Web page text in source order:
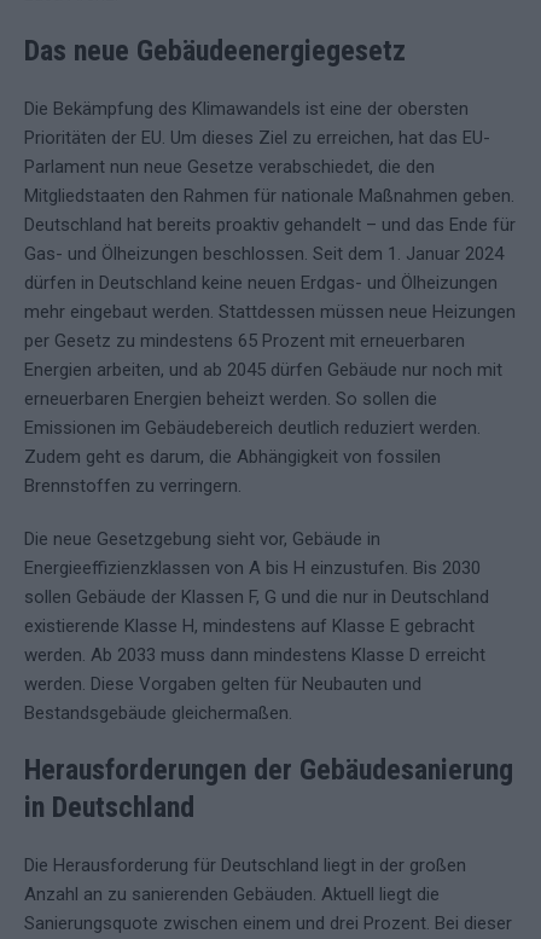
Das neue Gebäudeenergiegesetz
Die Bekämpfung des Klimawandels ist eine der obersten
Prioritäten der EU. Um dieses Ziel zu erreichen, hat das EU-
Parlament nun neue Gesetze verabschiedet, die den
Mitgliedstaaten den Rahmen für nationale Maßnahmen geben.
Deutschland hat bereits proaktiv gehandelt – und das Ende für
Gas- und Ölheizungen beschlossen. Seit dem 1. Januar 2024
dürfen in Deutschland keine neuen Erdgas- und Ölheizungen
mehr eingebaut werden. Stattdessen müssen neue Heizungen
per Gesetz zu mindestens 65 Prozent mit erneuerbaren
Energien arbeiten, und ab 2045 dürfen Gebäude nur noch mit
erneuerbaren Energien beheizt werden. So sollen die
Emissionen im Gebäudebereich deutlich reduziert werden.
Zudem geht es darum, die Abhängigkeit von fossilen
Brennstoffen zu verringern.
Die neue Gesetzgebung sieht vor, Gebäude in
Energieeffizienzklassen von A bis H einzustufen. Bis 2030
sollen Gebäude der Klassen F, G und die nur in Deutschland
existierende Klasse H, mindestens auf Klasse E gebracht
werden. Ab 2033 muss dann mindestens Klasse D erreicht
werden. Diese Vorgaben gelten für Neubauten und
Bestandsgebäude gleichermaßen.
Herausforderungen der Gebäudesanierung
in Deutschland
Die Herausforderung für Deutschland liegt in der großen
Anzahl an zu sanierenden Gebäuden. Aktuell liegt die
Sanierungsquote zwischen einem und drei Prozent. Bei dieser